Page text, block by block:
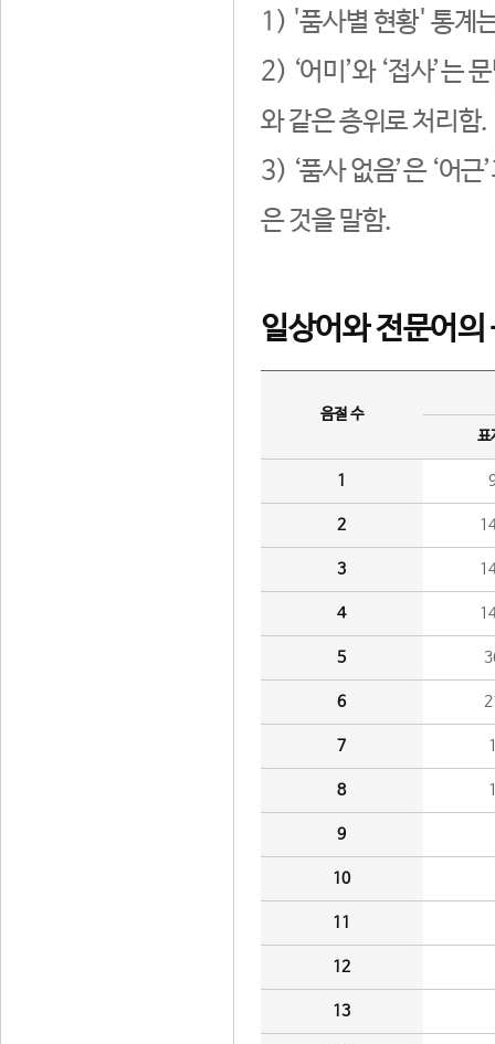
1) '품사별 현황' 통계
2) ‘어미’와 ‘접사’는
와 같은 층위로 처리함.
3) ‘품사 없음’은 ‘어
은 것을 말함.
일상어와 전문어의
음절 수
표
1
2
3
4
5
6
7
8
9
10
11
12
13